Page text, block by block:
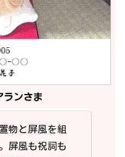
ンさま
物と屏風を組
屏風も祝詞も